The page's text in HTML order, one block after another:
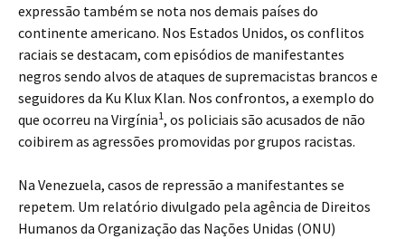
expressão também se nota nos demais países do
continente americano. Nos Estados Unidos, os conflitos
raciais se destacam, com episódios de manifestantes
negros sendo alvos de ataques de supremacistas brancos e
seguidores da Ku Klux Klan. Nos confrontos, a exemplo do
que ocorreu na Virgínia1, os policiais são acusados de não
coibirem as agressões promovidas por grupos racistas.
Na Venezuela, casos de repressão a manifestantes se
repetem. Um relatório divulgado pela agência de Direitos
Humanos da Organização das Nações Unidas (ONU)